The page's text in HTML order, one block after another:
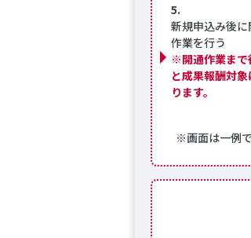
5.
新規申込み後に
作業を行う
※開通作業まで
と成果報酬対
ります。
※画面は一例